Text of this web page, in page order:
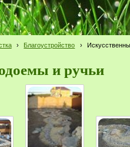
› Благоустройство ›
и ручьи